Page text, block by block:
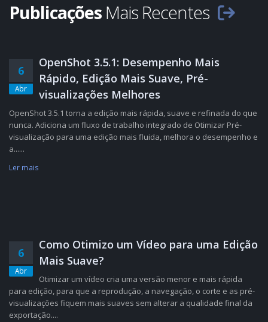
Publicações Mais Recentes
6
Abr
OpenShot 3.5.1: Desempenho Mais
Rápido, Edição Mais Suave, Pré-
visualizações Melhores
OpenShot 3.5.1 torna a edição mais rápida, suave e refinada do que
nunca. Adiciona um fluxo de trabalho integrado de Otimizar Pré-
visualização para uma edição mais fluida, melhora o desempenho e
a......
Ler mais
6
Abr
Como Otimizo um Vídeo para uma Edição
Mais Suave?
Otimizar um vídeo cria uma versão menor e mais rápida
para edição, para que a reprodução, a navegação, o corte e as pré-
visualizações fiquem mais suaves sem alterar a qualidade final da
exportação....